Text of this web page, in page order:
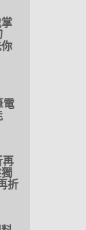
電
再
折